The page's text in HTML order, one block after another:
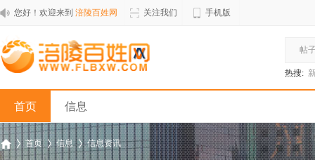
您好！欢迎来到 涪陵百姓网 关注我们 手机版
帖
热搜:
首页 信息
首页 信息 信息资讯